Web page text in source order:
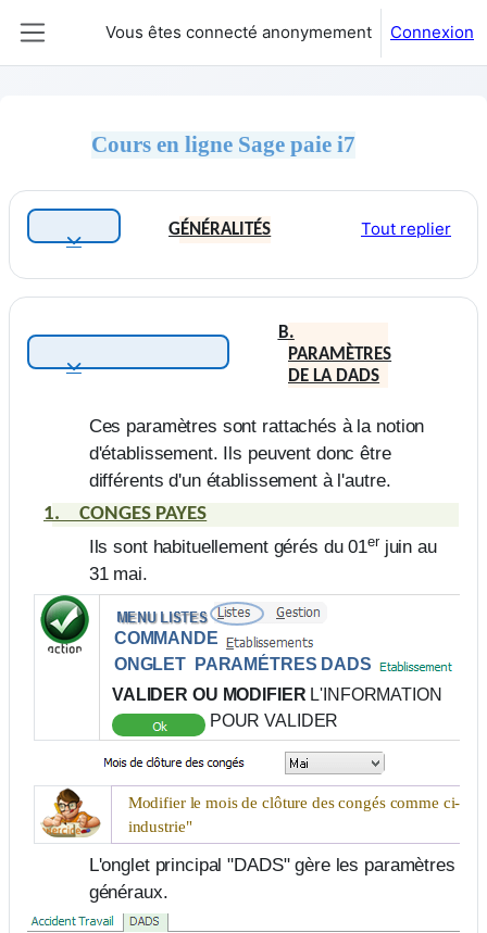
Passer au contenu principalVous êtes connecté anonymement Connexion
Cours en ligne Sage paie i7
Résumé de section
Replier
GÉNÉRALITÉS Tout replier
Replier
B.
PARAMÈTRES
DE LA DADS
Ces paramètres sont rattachés à la notion
d'établissement. Ils peuvent donc être
différents d'un établissement à l'autre.
1. CONGES PAYES
Ils sont habituellement gérés du 01erjuin au
31 mai.
COMMANDE
ONGLET
PARAMÉTRES DADS
VALIDER OU MODIFIER L'INFORMATION
POUR VALIDER
Modifier le mois de clôture des congés comme ci-
industrie"
L'onglet principal "DADS" gère les paramètres
généraux.